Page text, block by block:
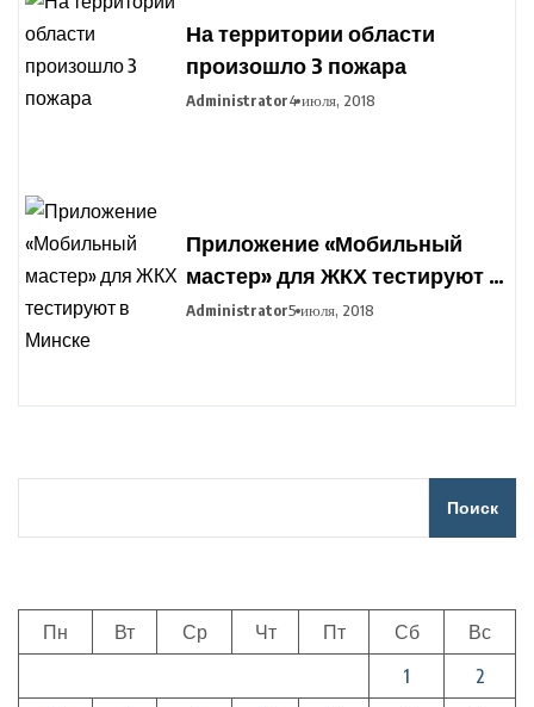
На территории области
произошло 3 пожара
Administrator4 июля, 2018
Приложение «Мобильный
мастер» для ЖКХ тестируют в
Минске
Administrator5 июля, 2018
Поиск
Пн Вт Ср Чт Пт Сб
Вс
1
2